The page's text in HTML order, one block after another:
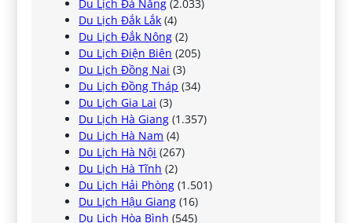
Du Lịch Đà Nẵng (2.033)
Du Lịch Đắk Lắk (4)
Du Lịch Đắk Nông (2)
Du Lịch Điện Biên (205)
Du Lịch Đồng Nai (3)
Du Lịch Đồng Tháp (34)
Du Lịch Gia Lai (3)
Du Lịch Hà Giang (1.357)
Du Lịch Hà Nam (4)
Du Lịch Hà Nội (267)
Du Lịch Hà Tĩnh (2)
Du Lịch Hải Phòng (1.501)
Du Lịch Hậu Giang (16)
Du Lịch Hòa Bình (545)